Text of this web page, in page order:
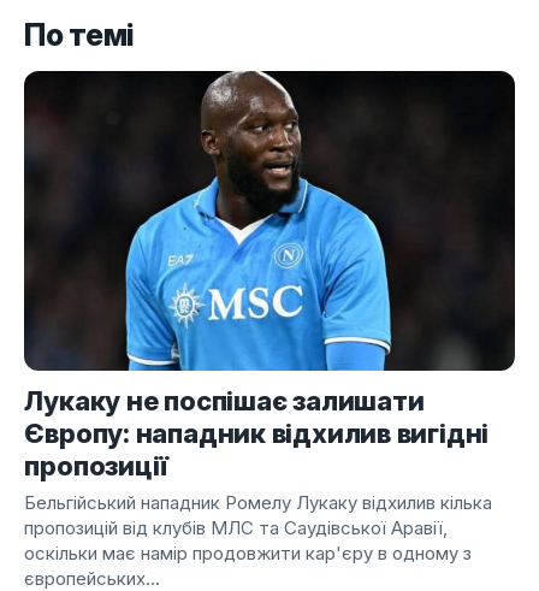
По темі
Лукаку не поспішає залишати
Європу: нападник відхилив вигідні
пропозиції
Бельгійський нападник Ромелу Лукаку відхилив кілька
пропозицій від клубів МЛС та Саудівської Аравії,
оскільки має намір продовжити кар'єру в одному з
європейських...